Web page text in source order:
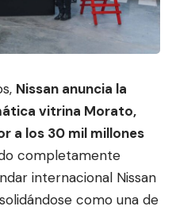
Nissan anuncia la
vitrina Morato,
a los 30 mil millones
completamente
internacional Nissan
como una de